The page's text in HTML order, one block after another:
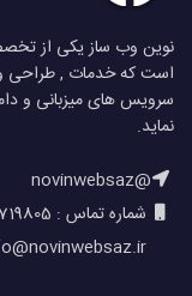
نوین وب ساز یکی از
است که خدمات , طراحی وب
سرویس های میزبانی و
نماید.
@novinwebsaz
شماره تماس : 02166719805